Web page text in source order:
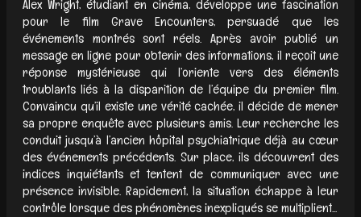
Alex Wright, étudiant en cinéma, développe une fascination
pour le film Grave Encounters, persuadé que les
événements montrés sont réels. Après avoir publié un
message en ligne pour obtenir des informations, il reçoit une
réponse mystérieuse qui l’oriente vers des éléments
troublants liés à la disparition de l’équipe du premier film.
Convaincu qu’il existe une vérité cachée, il décide de mener
sa propre enquête avec plusieurs amis. Leur recherche les
conduit jusqu’à l’ancien hôpital psychiatrique déjà au cœur
des événements précédents. Sur place, ils découvrent des
indices inquiétants et tentent de communiquer avec une
présence invisible. Rapidement, la situation échappe à leur
contrôle lorsque des phénomènes inexpliqués se multiplient...